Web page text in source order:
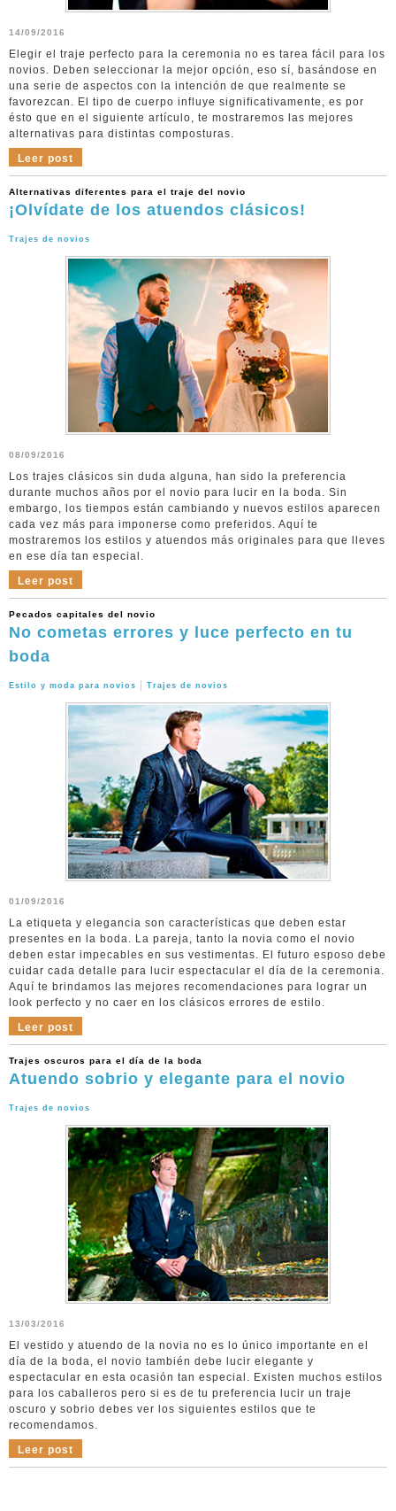
14/09/2016
Elegir el traje perfecto para la ceremonia no es tarea fácil para los
novios. Deben seleccionar la mejor opción, eso sí, basándose en
una serie de aspectos con la intención de que realmente se
favorezcan. El tipo de cuerpo influye significativamente, es por
ésto que en el siguiente artículo, te mostraremos las mejores
alternativas para distintas composturas.
Leer post
Alternativas diferentes para el traje del novio
¡Olvídate de los atuendos clásicos!
Trajes de novios
08/09/2016
Los trajes clásicos sin duda alguna, han sido la preferencia
durante muchos años por el novio para lucir en la boda. Sin
embargo, los tiempos están cambiando y nuevos estilos aparecen
cada vez más para imponerse como preferidos. Aquí te
mostraremos los estilos y atuendos más originales para que lleves
en ese día tan especial.
Leer post
Pecados capitales del novio
No cometas errores y luce perfecto en tu
boda
Estilo y moda para novios Trajes de novios
01/09/2016
La etiqueta y elegancia son características que deben estar
presentes en la boda. La pareja, tanto la novia como el novio
deben estar impecables en sus vestimentas. El futuro esposo debe
cuidar cada detalle para lucir espectacular el día de la ceremonia.
Aquí te brindamos las mejores recomendaciones para lograr un
look perfecto y no caer en los clásicos errores de estilo.
Leer post
Trajes oscuros para el día de la boda
Atuendo sobrio y elegante para el novio
Trajes de novios
13/03/2016
El vestido y atuendo de la novia no es lo único importante en el
día de la boda, el novio también debe lucir elegante y
espectacular en esta ocasión tan especial. Existen muchos estilos
para los caballeros pero si es de tu preferencia lucir un traje
oscuro y sobrio debes ver los siguientes estilos que te
recomendamos.
Leer post